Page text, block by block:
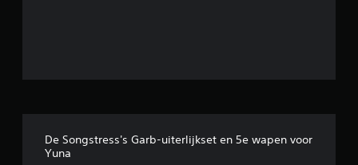
t
e
De Songstress's Garb-uiterlijkset en 5e wapen voor
Yuna